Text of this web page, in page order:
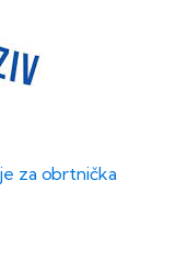
za obrtnička